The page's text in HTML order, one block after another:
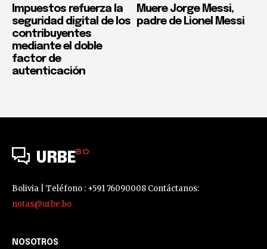
Impuestos refuerza la
seguridad digital de los
contribuyentes
mediante el doble
factor de
autenticación
Muere Jorge Messi,
padre de Lionel Messi
URBEBO
Bolivia | Teléfono : +591 76090008 Contáctanos:
notas@urbe.bo
NOSOTROS